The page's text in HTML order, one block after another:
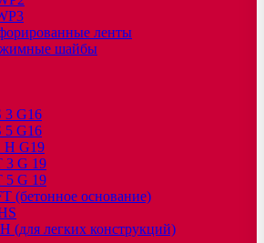
ленты
шайбы
3 G16
5 G16
H G19
3 G 19
5 G 19
(бетонное основание)
(для легких конструкций)